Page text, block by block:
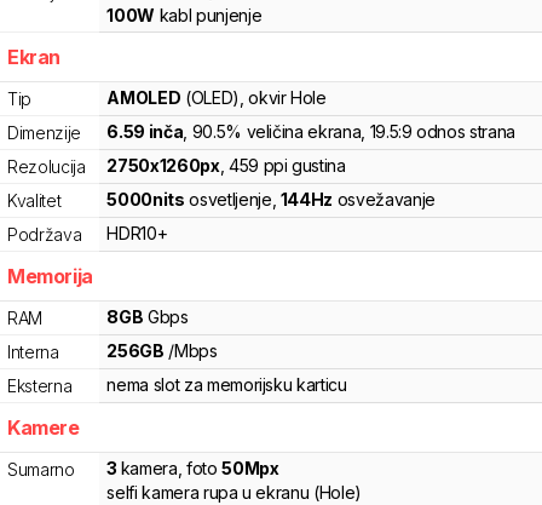
100W kabl punjenje
Ekran
Tip AMOLED (OLED) , okvir Hole
Dimenzije
6.59 inča , 90.5% veličina ekrana , 19.5:9 odnos strana
Rezolucija
2750x1260px, 459 ppi gustina
Kvalitet
5000nits osvetljenje 144Hz osvežavanje
Podržava
HDR10+
Memorija
RAM 8GB Gbps
Interna
256GB /Mbps
Eksterna
nema slot za memorijsku karticu
Kamere
Sumarno 3 kamera foto50Mpx
selfi kamera rupa u ekranu (Hole)